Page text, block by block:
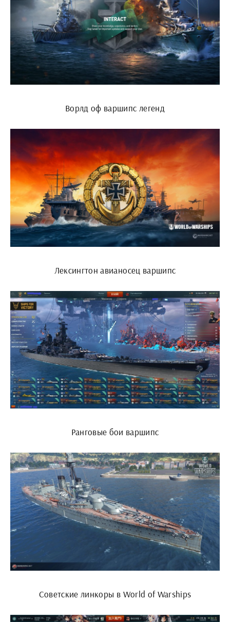
Ворлд оф варшипс легенд
Лексингтон авианосец варшипс
Ранговые бои варшипс
Советские линкоры в World of Warships